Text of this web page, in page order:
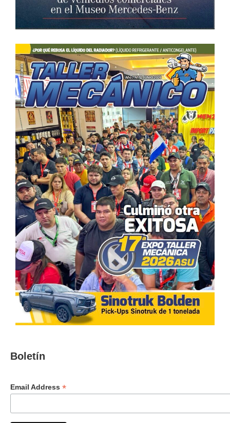
Boletín
Email Address *